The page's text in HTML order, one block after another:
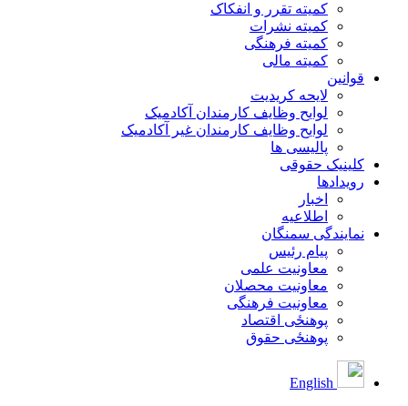
کمیته تقرر و انفکاک
کمیته نشرات
کمیته فرهنگی
کمیته مالی
قوانین
لایحه کریدیت
لوایح وظایف کارمندان آکادمیک
لوایح وظایف کارمندان غیر آکادمیک
پالیسی ها
کلینیک حقوقی
رویدادها
اخبار
اطلاعیه
نمایندگی سمنگان
پیام رئیس
معاونیت علمی
معاونیت محصلان
معاونیت فرهنگی
پوهنځی اقتصاد
پوهنځی حقوق